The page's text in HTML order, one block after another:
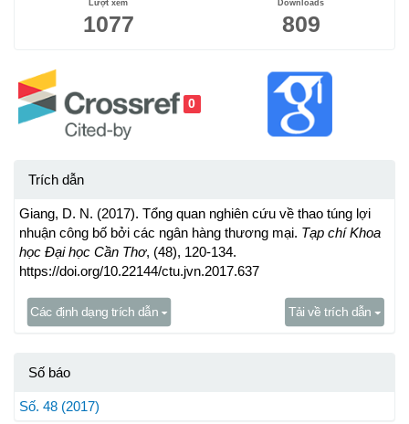
Lượt xem
1077
Downloads
809
0
Trích dẫn
Giang, D. N. (2017). Tổng quan nghiên cứu về thao túng lợi
nhuận công bố bởi các ngân hàng thương mại. Tạp chí Khoa
học Đại học Cần Thơ, (48), 120-134.
https://doi.org/10.22144/ctu.jvn.2017.637
Các định dạng trích dẫn Tải về trích dẫn
Số báo
Số. 48 (2017)